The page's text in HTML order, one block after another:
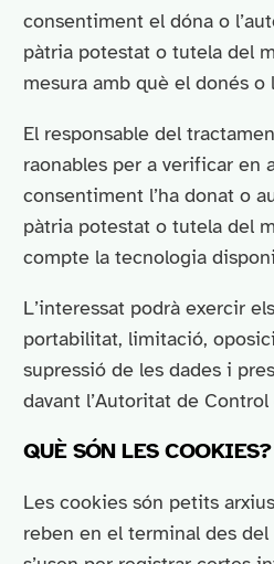
consentiment el dóna o
pàtria potestat o tutela del
mesura amb què el donés o
El responsable del
raonables per a verificar en
consentiment l’ha donat o
pàtria potestat o tutela del
compte la tecnologia
L’interessat podrà exercir
portabilitat, limitació,
supressió de les dades i
davant l’Autoritat de
QUÈ SÓN LES COOKIES?
Les cookies són petits
reben en el terminal des